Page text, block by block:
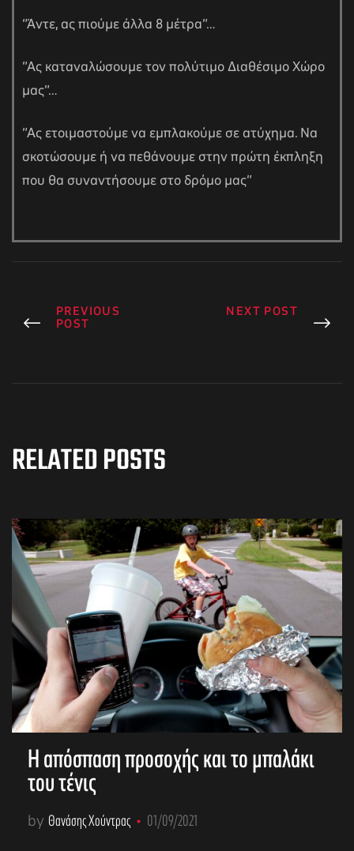
“Άντε, ας πιούμε άλλα 8 μέτρα”…
“Ας καταναλώσουμε τον πολύτιμο Διαθέσιμο Χώρο
μας”…
“Ας ετοιμαστούμε να εμπλακούμε σε ατύχημα. Να
σκοτώσουμε ή να πεθάνουμε στην πρώτη έκπληξη
που θα συναντήσουμε στο δρόμο μας”
PREVIOUS
POST
NEXT POST
RELATED POSTS
Η απόσπαση προσοχής και το μπαλάκι
του τένις
by Θανάσης Χούντρας 01/09/2021